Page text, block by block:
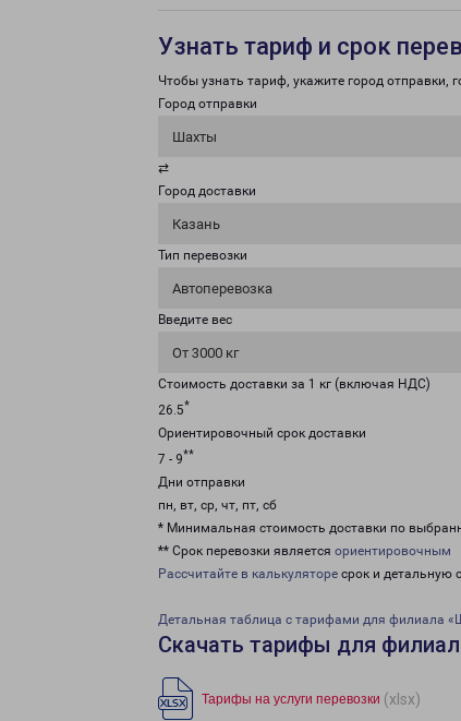
Узнать тариф и срок
Чтобы узнать тариф, укажите город отправки,
Город отправки
Шахты
⇄
Город доставки
Казань
Тип перевозки
Автоперевозка
Введите вес
От 3000 кг
Стоимость доставки за 1 кг (включая НДС)
26.5*
Ориентировочный срок доставки
7 - 9**
Дни отправки
пн, вт, ср, чт, пт, сб
* Минимальная стоимость доставки по
** Срок перевозки является ориентировочным
Рассчитайте в калькуляторе срок и детальную
Детальная таблица с тарифами для филиала
Скачать тарифы для
Тарифы на услуги перевозки (xlsx)